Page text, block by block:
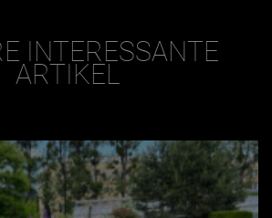
INTERESSANTE
ARTIKEL